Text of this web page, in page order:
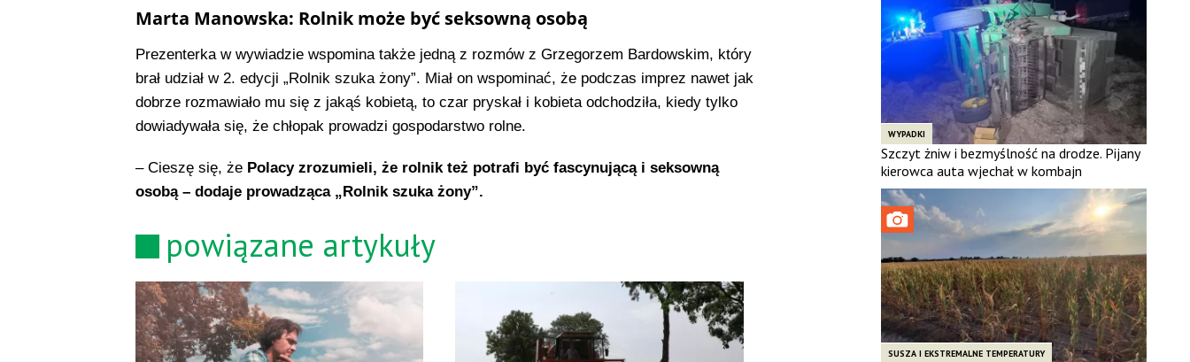
Marta Manowska: Rolnik może być seksowną osobą
Prezenterka w wywiadzie wspomina także jedną z rozmów z Grzegorzem Bardowskim, który
brał udział w 2. edycji „Rolnik szuka żony”. Miał on wspominać, że podczas imprez nawet jak
dobrze rozmawiało mu się z jakąś kobietą, to czar pryskał i kobieta odchodziła, kiedy tylko
dowiadywała się, że chłopak prowadzi gospodarstwo rolne.
– Cieszę się, że Polacy zrozumieli, że rolnik też potrafi być fascynującą i seksowną
osobą – dodaje prowadząca „Rolnik szuka żony”.
powiązane artykuły
WYPADKI
Szczyt żniw i bezmyślność na drodze. Pijany
kierowca auta wjechał w kombajn
SUSZA I EKSTREMALNE TEMPERATURY